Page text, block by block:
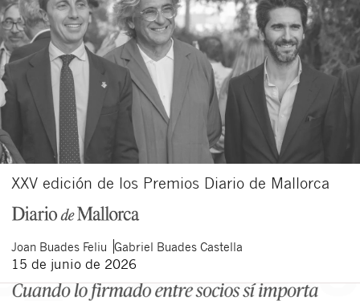
XXV edición de los Premios Diario de Mallorca
Joan Buades Feliu Gabriel Buades Castella
15 de junio de 2026